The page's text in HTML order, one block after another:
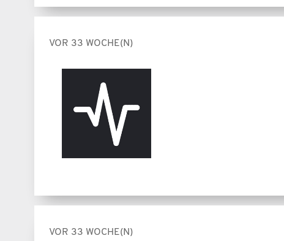
VOR 33 WOCHE(N)
VOR 33 WOCHE(N)